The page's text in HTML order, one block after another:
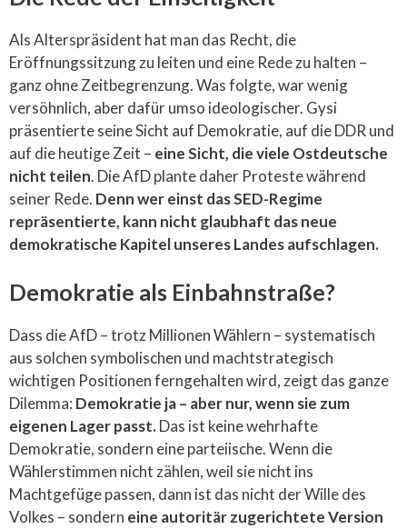
Als Alterspräsident hat man das Recht, die
Eröffnungssitzung zu leiten und eine Rede zu halten –
ganz ohne Zeitbegrenzung. Was folgte, war wenig
versöhnlich, aber dafür umso ideologischer. Gysi
präsentierte seine Sicht auf Demokratie, auf die DDR und
auf die heutige Zeit – eine Sicht, die viele Ostdeutsche
nicht teilen. Die AfD plante daher Proteste während
seiner Rede. Denn wer einst das SED-Regime
repräsentierte, kann nicht glaubhaft das neue
demokratische Kapitel unseres Landes aufschlagen.
Demokratie als Einbahnstraße?
Dass die AfD – trotz Millionen Wählern – systematisch
aus solchen symbolischen und machtstrategisch
wichtigen Positionen ferngehalten wird, zeigt das ganze
Dilemma: Demokratie ja – aber nur, wenn sie zum
eigenen Lager passt.Das ist keine wehrhafte
Demokratie, sondern eine parteiische. Wenn die
Wählerstimmen nicht zählen, weil sie nicht ins
Machtgefüge passen, dann ist das nicht der Wille des
Volkes – sondern eine autoritär zugerichtete Version